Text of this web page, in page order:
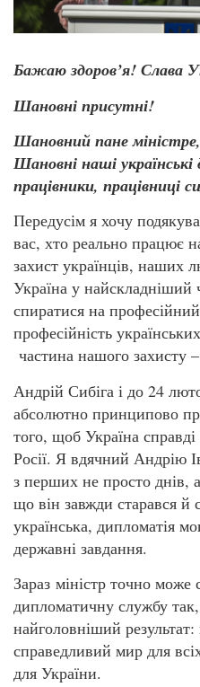
Бажаю здоров’я! Слава
Шановні присутні!
Шановний пане
Шановні наші
працівники,
Передусім я хочу
вас, хто реально працює
захист українців, наших
Україна у найскладніший
спиратися на
професійність
частина нашого захисту
Андрій Сибіга і до 24
абсолютно принципово
того, щоб Україна
Росії. Я вдячний Андрію
з перших не просто днів,
що він завжди старався й
українська, дипломатія
державні завдання.
Зараз міністр точно може
дипломатичну службу
найголовніший
справедливий мир для
для України.